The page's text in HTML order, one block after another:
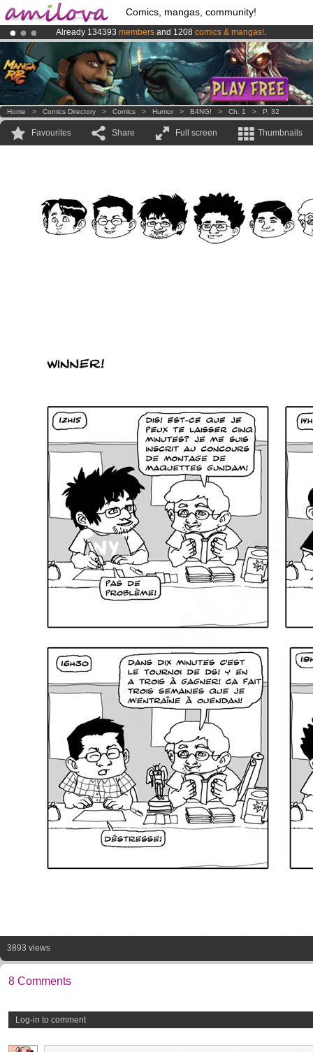
Comics, mangas, community!
Already 134393 members and 1208 comics & mangas!.
AmilovaKickstarter is now LIVE!.
Premium membership from3.95 euros per month !Get membership
Home > Comics Directory > Comics > Humor > B4NG! > Ch. 1 > P. 32
Favourites Share Full screen Thumbnails
3893 views
8 Comments
Log-in to comment